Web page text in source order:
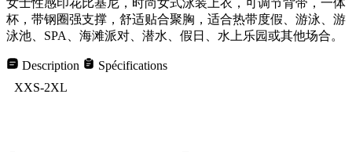
女士性感印花比基尼，时尚女式泳装上衣，可调节背带，一体
杯，带钢圈强支撑，舒适贴合聚胸，适合热带度假、游泳、游
泳池、SPA、海滩派对、潜水、假日、水上乐园或其他场合。
Description
Spécifications
XXS-2XL